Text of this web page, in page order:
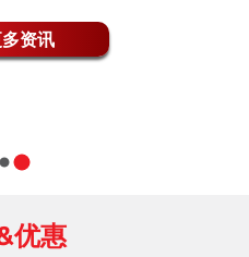
资讯
优惠